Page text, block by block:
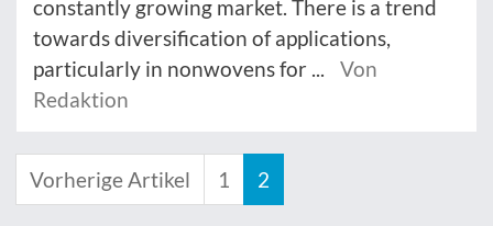
constantly growing market. There is a trend
towards diversification of applications,
particularly in nonwovens for ...
Von
Redaktion
Vorherige Artikel 1 2